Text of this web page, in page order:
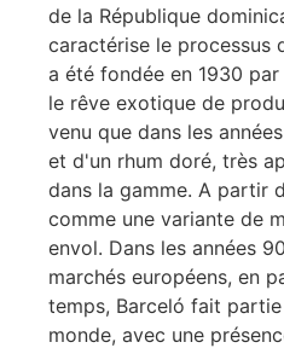
de la République
caractérise le processus
a été fondée en 1930
le rêve exotique de
venu que dans les
et d'un rhum doré, très
dans la gamme. A partir
comme une variante de
envol. Dans les années
marchés européens, en
temps, Barceló fait
monde, avec une